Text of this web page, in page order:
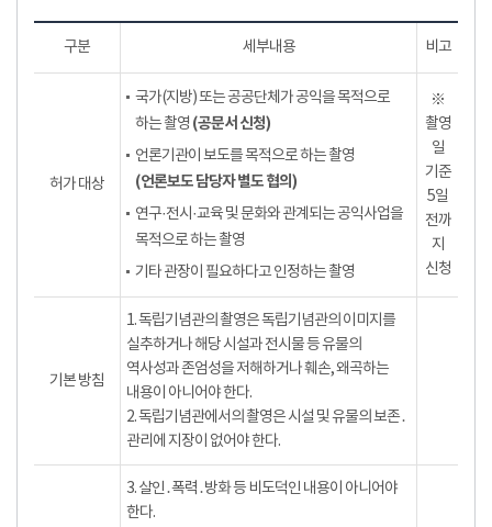
구분 세부내용 비고
허가 대상
국가(지방) 또는 공공단체가 공익을 목적으로
하는 촬영 (공문서 신청)
언론기관이 보도를 목적으로 하는 촬영
(언론보도 담당자 별도 협의)
연구·전시·교육 및 문화와 관계되는 공익사업을
목적으로 하는 촬영
기타 관장이 필요하다고 인정하는 촬영
※
촬영
일
기준
5일
전까
지
신청
기본 방침
1. 독립기념관의 촬영은 독립기념관의 이미지를
실추하거나 해당 시설과 전시물 등 유물의
역사성과 존엄성을 저해하거나 훼손, 왜곡하는
내용이 아니어야 한다.
2. 독립기념관에서의 촬영은 시설 및 유물의 보존․
관리에 지장이 없어야 한다.
3. 살인․폭력․방화 등 비도덕인 내용이 아니어야
한다.